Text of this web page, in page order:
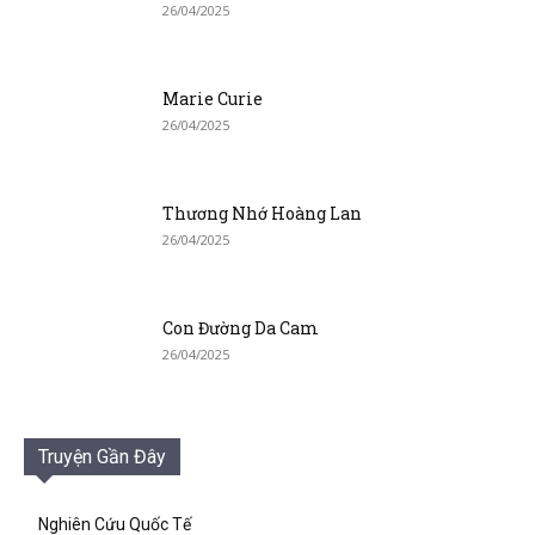
26/04/2025
Marie Curie
26/04/2025
Thương Nhớ Hoàng Lan
26/04/2025
Con Đường Da Cam
26/04/2025
Truyện Gần Đây
Nghiên Cứu Quốc Tế